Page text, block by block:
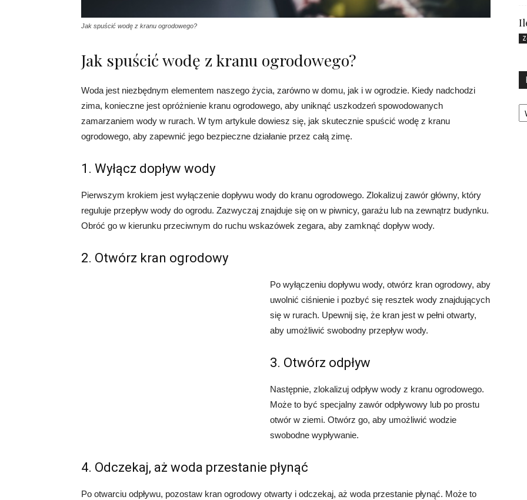
Jak spuścić wodę z kranu ogrodowego?
Jak spuścić wodę z kranu ogrodowego?
Woda jest niezbędnym elementem naszego życia, zarówno w domu, jak i w ogrodzie. Kiedy nadchodzi
zima, konieczne jest opróżnienie kranu ogrodowego, aby uniknąć uszkodzeń spowodowanych
zamarzaniem wody w rurach. W tym artykule dowiesz się, jak skutecznie spuścić wodę z kranu
ogrodowego, aby zapewnić jego bezpieczne działanie przez całą zimę.
1. Wyłącz dopływ wody
Pierwszym krokiem jest wyłączenie dopływu wody do kranu ogrodowego. Zlokalizuj zawór główny, który
reguluje przepływ wody do ogrodu. Zazwyczaj znajduje się on w piwnicy, garażu lub na zewnątrz budynku.
Obróć go w kierunku przeciwnym do ruchu wskazówek zegara, aby zamknąć dopływ wody.
2. Otwórz kran ogrodowy
Po wyłączeniu dopływu wody, otwórz kran ogrodowy, aby
uwolnić ciśnienie i pozbyć się resztek wody znajdujących
się w rurach. Upewnij się, że kran jest w pełni otwarty,
aby umożliwić swobodny przepływ wody.
3. Otwórz odpływ
Następnie, zlokalizuj odpływ wody z kranu ogrodowego.
Może to być specjalny zawór odpływowy lub po prostu
otwór w ziemi. Otwórz go, aby umożliwić wodzie
swobodne wypływanie.
4. Odczekaj, aż woda przestanie płynąć
Po otwarciu odpływu, pozostaw kran ogrodowy otwarty i odczekaj, aż woda przestanie płynąć. Może to